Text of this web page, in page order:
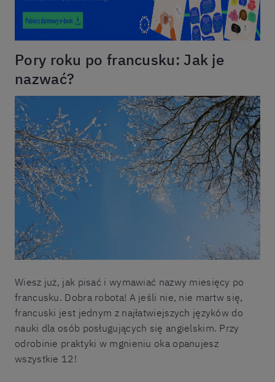
Pory roku po francusku: Jak je
nazwać?
Wiesz już, jak pisać i wymawiać nazwy miesięcy po
francusku. Dobra robota! A jeśli nie, nie martw się,
francuski jest jednym z najłatwiejszych języków do
nauki dla osób posługujących się angielskim. Przy
odrobinie praktyki w mgnieniu oka opanujesz
wszystkie 12!